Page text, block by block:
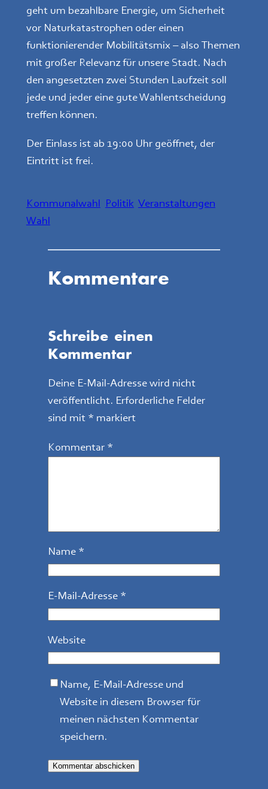
geht um bezahlbare Energie, um Sicherheit
vor Naturkatastrophen oder einen
funktionierender Mobilitätsmix – also Themen
mit großer Relevanz für unsere Stadt. Nach
den angesetzten zwei Stunden Laufzeit soll
jede und jeder eine gute Wahlentscheidung
treffen können.
Der Einlass ist ab 19:00 Uhr geöffnet, der
Eintritt ist frei.
Kommunalwahl Politik Veranstaltungen
Wahl
Kommentare
Schreibe einen
Kommentar
Deine E-Mail-Adresse wird nicht
veröffentlicht. Erforderliche Felder
sind mit * markiert
Kommentar *
Name *
E-Mail-Adresse *
Website
Name, E-Mail-Adresse und
Website in diesem Browser für
meinen nächsten Kommentar
speichern.